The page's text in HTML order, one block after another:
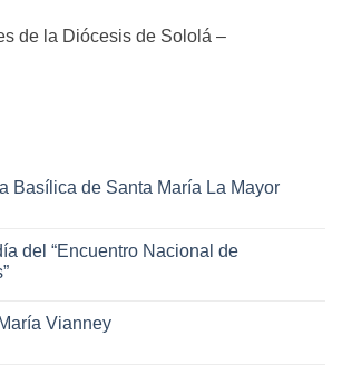
de la Diócesis de Sololá –
Basílica de Santa María La Mayor
del “Encuentro Nacional de
Vianney